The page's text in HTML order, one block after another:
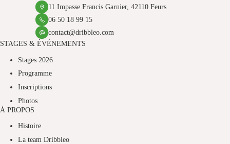
11 Impasse Francis Garnier, 42110 Feurs
06 50 18 99 15
contact@dribbleo.com
STAGES & ÉVÉNEMENTS
Stages 2026
Programme
Inscriptions
Photos
À PROPOS
Histoire
La team Dribbleo